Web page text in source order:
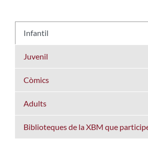
Infantil
Juvenil
Còmics
Adults
Biblioteques de la XBM que